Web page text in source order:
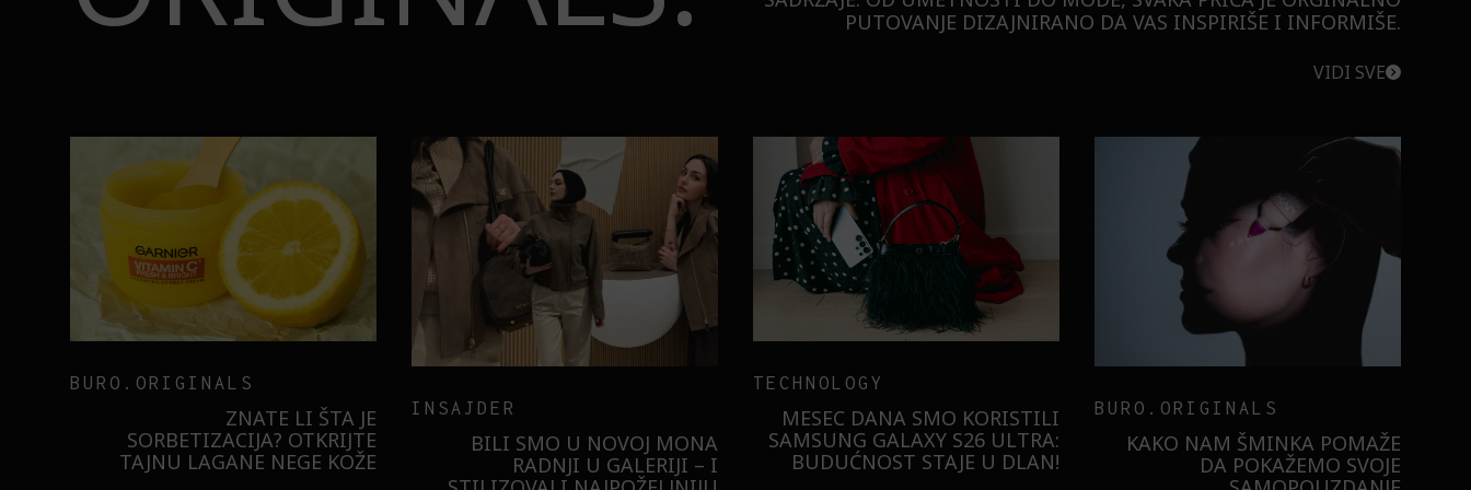
PUTOVANJE DIZAJNIRANO DA VAS INSPIRIŠE I INFORMIŠE.
VIDI SVE
BURO.ORIGINALS
ZNATE LI ŠTA JE
SORBETIZACIJA? OTKRIJTE
TAJNU LAGANE NEGE KOŽE
INSAJDER
BILI SMO U NOVOJ MONA
RADNJI U GALERIJI – I
TECHNOLOGY
MESEC DANA SMO KORISTILI
SAMSUNG GALAXY S26 ULTRA:
BUDUĆNOST STAJE U DLAN!
BURO.ORIGINALS
KAKO NAM ŠMINKA POMAŽE
DA POKAŽEMO SVOJE